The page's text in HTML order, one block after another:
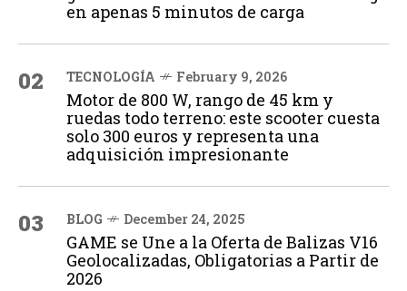
en apenas 5 minutos de carga
02 TECNOLOGÍA February 9, 2026
Motor de 800 W, rango de 45 km y
ruedas todo terreno: este scooter cuesta
solo 300 euros y representa una
adquisición impresionante
03 BLOG December 24, 2025
GAME se Une a la Oferta de Balizas V16
Geolocalizadas, Obligatorias a Partir de
2026